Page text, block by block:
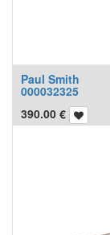
Paul Smith
000032325
390.00 €